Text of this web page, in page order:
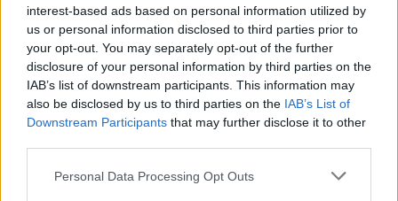
interest-based ads based on personal information utilized by
us or personal information disclosed to third parties prior to
your opt-out. You may separately opt-out of the further
disclosure of your personal information by third parties on the
IAB’s list of downstream participants. This information may
also be disclosed by us to third parties on the IAB’s List of
Downstream Participants that may further disclose it to other
Personal Data Processing Opt Outs